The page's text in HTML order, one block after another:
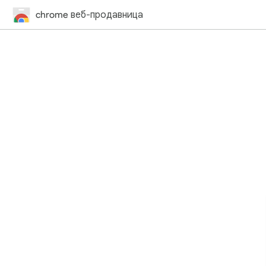
chrome веб-продавница